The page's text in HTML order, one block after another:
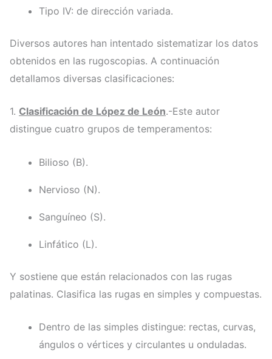
Tipo IV: de dirección variada.
Diversos autores han intentado sistematizar los datos
obtenidos en las rugoscopias. A continuación
detallamos diversas clasificaciones:
1. Clasificación de López de León.-Este autor
distingue cuatro grupos de temperamentos:
Bilioso (B).
Nervioso (N).
Sanguíneo (S).
Linfático (L).
Y sostiene que están relacionados con las rugas
palatinas. Clasifica las rugas en simples y compuestas.
Dentro de las simples distingue: rectas, curvas,
ángulos o vértices y circulantes u onduladas.